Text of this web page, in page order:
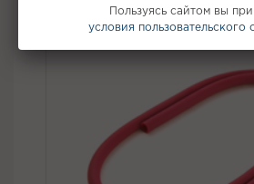
Пользуясь сайтом вы
условия пользовательского